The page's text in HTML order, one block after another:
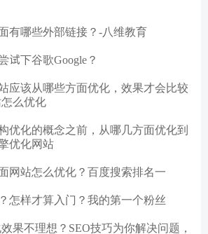
有哪些外部链接？-八维教育
试下谷歌Google？
应该从哪些方面优化，效果才会比较
么优化
优化的概念之前，从哪几方面优化到
优化网站
网站怎么优化？百度搜索排名一
怎样才算入门？我的第一个粉丝
果不理想？SEO技巧为你解决问题，